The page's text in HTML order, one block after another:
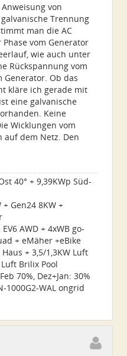
von
Trennung
man die AC
vom Generator
wie auch unter
Rückspannung vom
Generator. Ob das
kläre ich gerade mit
eine galvanische
Keine
Wicklungen vom
auf dem Netz. Den
40° + 9,39KWp Süd-
Gen24 8KW +
EV6 AWD + 4xWB go-
+ eMäher +eBike
+ 3,5/1,3KW Luft
Brilix Pool
70%, Dez+Jan: 30%
1000G2-WAL ongrid